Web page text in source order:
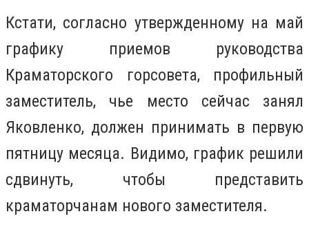
Кстати, согласно утвержденному на май
графику приемов руководства
Краматорского горсовета, профильный
заместитель, чье место сейчас занял
Яковленко, должен принимать в первую
пятницу месяца. Видимо, график решили
сдвинуть, чтобы представить
краматорчанам нового заместителя.